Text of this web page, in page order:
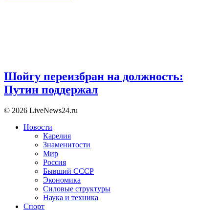
Шойгу переизбран на должность:
Путин поддержал
© 2026 LiveNews24.ru
Новости
Карелия
Знаменитости
Мир
Россия
Бывший СССР
Экономика
Силовые структуры
Наука и техника
Спорт